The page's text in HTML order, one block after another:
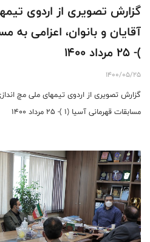
گزارش تصویری از اردوی
)- 25 مرداد 1400
1400/05/25
گزارش تصویری از اردوی تیمهای ملی مچ
مسابقات قهرمانی آسیا (1 )- 25 مرداد 1400